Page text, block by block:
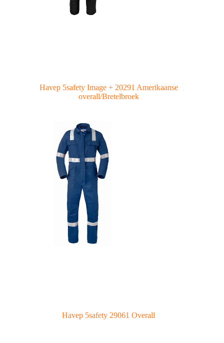
Havep 5safety Image + 20291 Amerikaanse
overall/Bretelbroek
Havep 5safety 29061 Overall